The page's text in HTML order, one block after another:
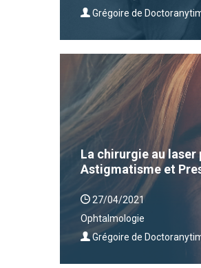
Grégoire de
La chirurgie au
Astigmatisme et
27/04/2021
Ophtalmologie
Grégoire de